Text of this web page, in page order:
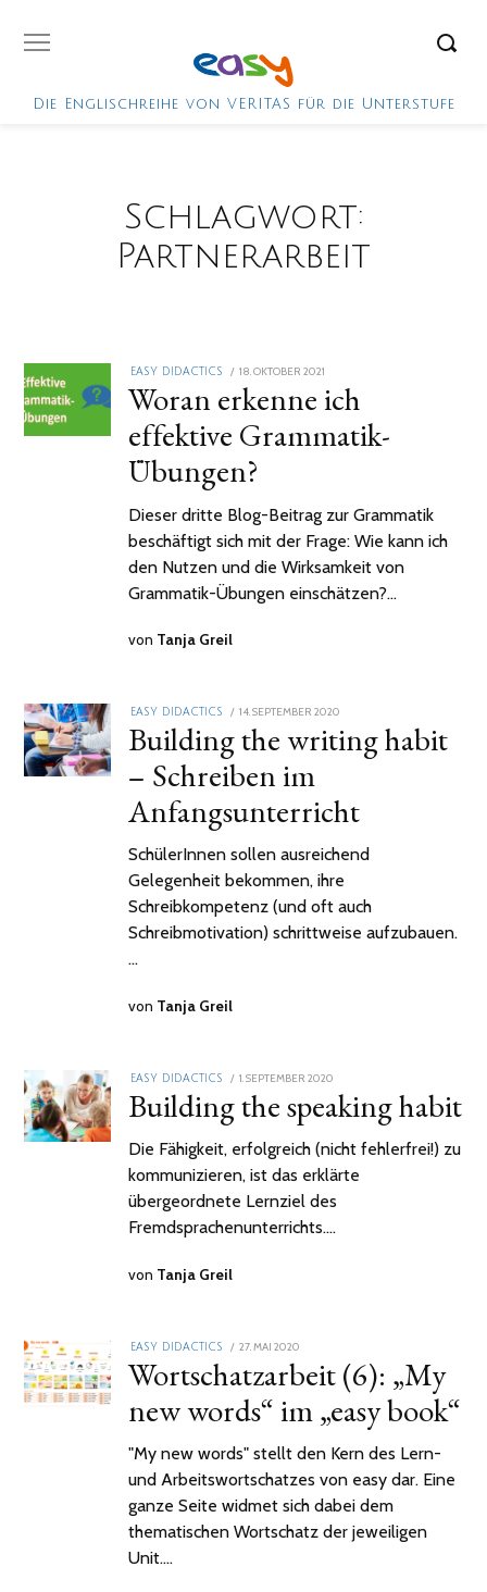
Die Englischreihe von VERITAS für die Unterstufe
Schlagwort:
Partnerarbeit
EASY DIDACTICS
POSTED
ON
18. OKTOBER 2021
OKTOBER
2021
Woran erkenne ich
effektive Grammatik-
Übungen?
Dieser dritte Blog-Beitrag zur Grammatik
beschäftigt sich mit der Frage: Wie kann ich
den Nutzen und die Wirksamkeit von
Grammatik-Übungen einschätzen?…
von Tanja Greil
EASY DIDACTICS
POSTED
ON
14. SEPTEMBER 2020
FEBRUAR
2021
Building the writing habit
– Schreiben im
Anfangsunterricht
SchülerInnen sollen ausreichend
Gelegenheit bekommen, ihre
Schreibkompetenz (und oft auch
Schreibmotivation) schrittweise aufzubauen.
…
von Tanja Greil
EASY DIDACTICS
POSTED
ON
1. SEPTEMBER 2020
FEBRUAR
2021
Building the speaking habit
Die Fähigkeit, erfolgreich (nicht fehlerfrei!) zu
kommunizieren, ist das erklärte
übergeordnete Lernziel des
Fremdsprachenunterrichts.…
von Tanja Greil
EASY DIDACTICS
POSTED
27. MAI 2020
FEBRUAR
2021
Wortschatzarbeit (6): „My
new words“ im „easy book“
"My new words" stellt den Kern des Lern-
und Arbeitswortschatzes von easy dar. Eine
ganze Seite widmet sich dabei dem
thematischen Wortschatz der jeweiligen
Unit.…